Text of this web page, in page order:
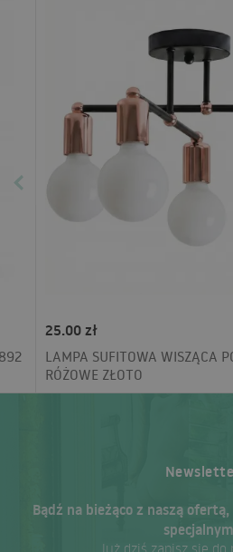
25.00 zł
LAMPA SUFITOWA WISZĄCA
RÓŻOWE ZŁOTO
Bądź na bieżąco z naszą